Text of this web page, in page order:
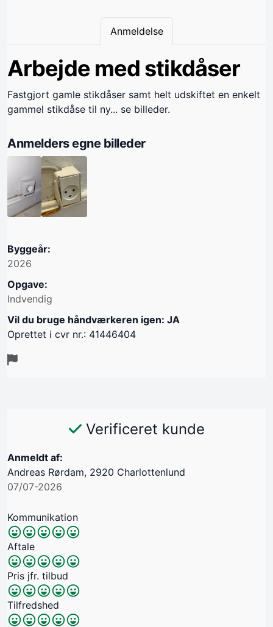
Anmeldelse
Arbejde med stikdåser
Fastgjort gamle stikdåser samt helt udskiftet en enkelt
gammel stikdåse til ny... se billeder.
Anmelders egne billeder
Byggeår:
2026
Opgave:
Indvendig
Vil du bruge håndværkeren igen: JA
Oprettet i cvr nr.: 41446404
Verificeret kunde
Anmeldt af:
Andreas Rørdam, 2920 Charlottenlund
07/07-2026
Kommunikation
Aftale
Pris jfr. tilbud
Tilfredshed